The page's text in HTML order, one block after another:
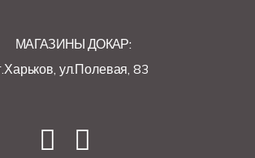
МАГАЗИНЫ ДОКАР:
ул.Полевая, 83